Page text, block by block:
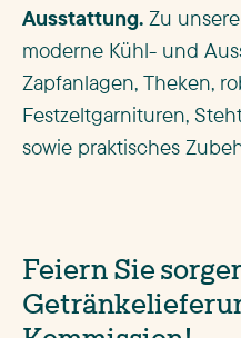
Ausstattung. Zu
moderne Kühl- und
Zapfanlagen, Theken,
Festzeltgarnituren,
sowie praktisches
Feiern Sie